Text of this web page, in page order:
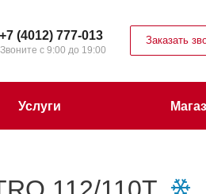
+7 (4012) 777-013
Звоните с 9:00 до 19:00
Заказать
Услуги